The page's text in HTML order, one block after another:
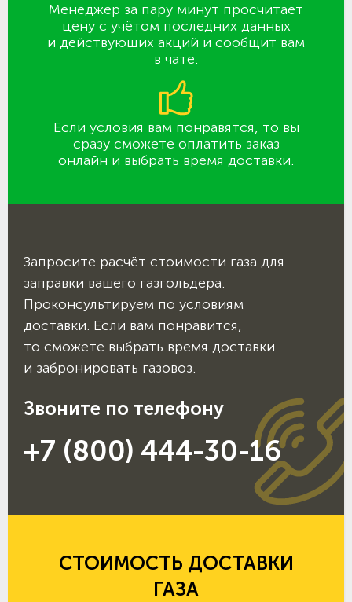
Менеджер за пару минут просчитает
цену с учётом последних данных
и действующих акций и сообщит вам
в чате.
Если условия вам понравятся, то вы
сразу сможете оплатить заказ
онлайн и выбрать время доставки.
Запросите расчёт стоимости газа для
заправки вашего газгольдера.
Проконсультируем по условиям
доставки. Если вам понравится,
то сможете выбрать время доставки
и забронировать газовоз.
Звоните по телефону
+7 (800) 444-30-16
СТОИМОСТЬ ДОСТАВКИ
ГАЗА